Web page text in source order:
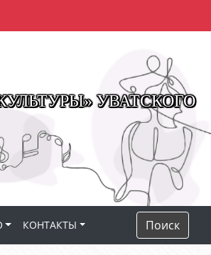
УВАТСКОГО
КОНТАКТЫ Поиск